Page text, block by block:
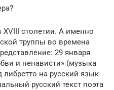
столетии. А именно
труппы во времена
29 января
и ненависти» (музыка
на русский язык
русский текст поэта